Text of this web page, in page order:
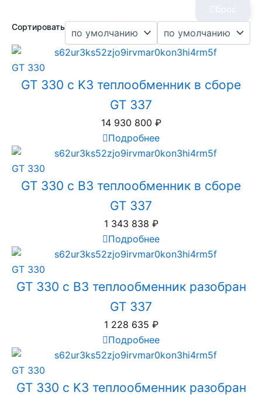
Сортировать
GT 330
GT 330 с K3 теплообменник в сборе
GT 337
14 930 800 ₽
Подробнее
GT 330
GT 330 с B3 теплообменник в сборе
GT 337
1 343 838 ₽
Подробнее
GT 330
GT 330 с B3 теплообменник разобран
GT 337
1 228 635 ₽
Подробнее
GT 330
GT 330 с K3 теплообменник разобран